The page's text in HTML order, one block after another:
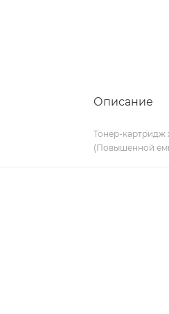
Описание
Тонер-картридж
(Повышенной